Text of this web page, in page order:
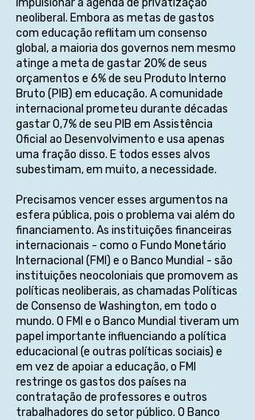
impulsionar a agenda de privatização
neoliberal. Embora as metas de gastos
com educação reflitam um consenso
global, a maioria dos governos nem mesmo
atinge a meta de gastar 20% de seus
orçamentos e 6% de seu Produto Interno
Bruto (PIB) em educação. A comunidade
internacional prometeu durante décadas
gastar 0,7% de seu PIB em Assistência
Oficial ao Desenvolvimento e usa apenas
uma fração disso. E todos esses alvos
subestimam, em muito, a necessidade.
Precisamos vencer esses argumentos na
esfera pública, pois o problema vai além do
financiamento. As instituições financeiras
internacionais - como o Fundo Monetário
Internacional (FMI) e o Banco Mundial - são
instituições neocoloniais que promovem as
políticas neoliberais, as chamadas Políticas
de Consenso de Washington, em todo o
mundo. O FMI e o Banco Mundial tiveram um
papel importante influenciando a política
educacional (e outras políticas sociais) e
em vez de apoiar a educação, o FMI
restringe os gastos dos países na
contratação de professores e outros
trabalhadores do setor público. O Banco